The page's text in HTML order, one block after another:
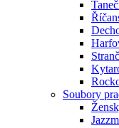
Soubory